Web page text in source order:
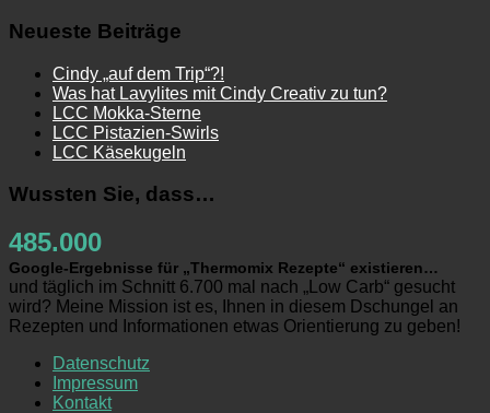
Neueste Beiträge
Cindy „auf dem Trip“?!
Was hat Lavylites mit Cindy Creativ zu tun?
LCC Mokka-Sterne
LCC Pistazien-Swirls
LCC Käsekugeln
Wussten Sie, dass…
485.000
Google-Ergebnisse für „Thermomix Rezepte“ existieren…
und täglich im Schnitt 6.700 mal nach „Low Carb“ gesucht
wird? Meine Mission ist es, Ihnen in diesem Dschungel an
Rezepten und Informationen etwas Orientierung zu geben!
Datenschutz
Impressum
Kontakt